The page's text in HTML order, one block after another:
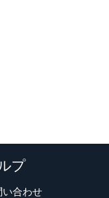
プ
い合わせ